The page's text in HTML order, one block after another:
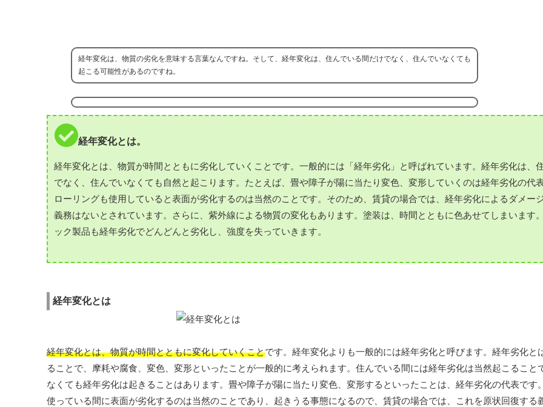
経年変化は、物質の劣化を意味する言葉なんですね。そして、経年変化は、住んでいる間だけでなく、住んでいなくても
起こる可能性があるのですね。
経年変化とは。
経年変化とは、物質が時間とともに劣化していくことです。一般的には「経年劣化」と呼ばれています。経年劣化は、
でなく、住んでいなくても自然と起こります。たとえば、畳や障子が陽に当たり変色、変形していくのは経年劣化の代
ローリングも使用していると表面が劣化するのは当然のことです。そのため、賃貸の場合では、経年劣化によるダメー
義務はないとされています。さらに、紫外線による物質の変化もあります。塗装は、時間とともに色あせてしまいます
ック製品も経年劣化でどんどんと劣化し、強度を失っていきます。
経年変化とは
経年変化とは、物質が時間とともに変化していくことです。経年変化よりも一般的には経年劣化と呼びます。経年劣化と
ることで、摩耗や腐食、変色、変形といったことが一般的に考えられます。住んでいる間には経年劣化は当然起こること
なくても経年劣化は起きることはあります。畳や障子が陽に当たり変色、変形するといったことは、経年劣化の代表です
使っている間に表面が劣化するのは当然のことであり、起きうる事態になるので、賃貸の場合では、これを原状回復する